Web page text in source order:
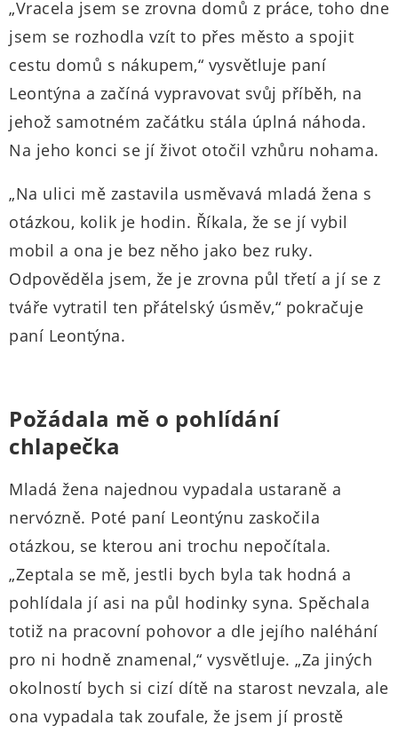
„Vracela jsem se zrovna domů z práce, toho dne
jsem se rozhodla vzít to přes město a spojit
cestu domů s nákupem,“ vysvětluje paní
Leontýna a začíná vypravovat svůj příběh, na
jehož samotném začátku stála úplná náhoda.
Na jeho konci se jí život otočil vzhůru nohama.
„Na ulici mě zastavila usměvavá mladá žena s
otázkou, kolik je hodin. Říkala, že se jí vybil
mobil a ona je bez něho jako bez ruky.
Odpověděla jsem, že je zrovna půl třetí a jí se z
tváře vytratil ten přátelský úsměv,“ pokračuje
paní Leontýna.
Požádala mě o pohlídání
chlapečka
Mladá žena najednou vypadala ustaraně a
nervózně. Poté paní Leontýnu zaskočila
otázkou, se kterou ani trochu nepočítala.
„Zeptala se mě, jestli bych byla tak hodná a
pohlídala jí asi na půl hodinky syna. Spěchala
totiž na pracovní pohovor a dle jejího naléhání
pro ni hodně znamenal,“ vysvětluje. „Za jiných
okolností bych si cizí dítě na starost nevzala, ale
ona vypadala tak zoufale, že jsem jí prostě